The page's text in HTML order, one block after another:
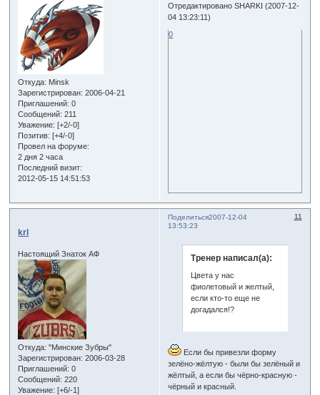
Откуда: Minsk
Зарегистрирован: 2006-04-21
Приглашений: 0
Сообщений: 211
Уважение: [+2/-0]
Позитив: [+4/-0]
Провел на форуме:
2 дня 2 часа
Последний визит:
2012-05-15 14:51:53
Отредактировано SHARKI (2007-12-
04 13:23:11)
0
Поделиться 11
2007-12-04
13:53:23
krl
Настоящий Знаток АФ
Откуда: "Минские Зубры"
Зарегистрирован: 2006-03-28
Приглашений: 0
Сообщений: 220
Уважение: [+6/-1]
Тренер написал(а):
Цвета у нас
фиолетовый и желтый,
если кто-то еще не
догадался!?
Если бы привезли форму
зелёно-жёлтую - были бы зелёный и
жёлтый, а если бы чёрно-красную -
чёрный и красный.